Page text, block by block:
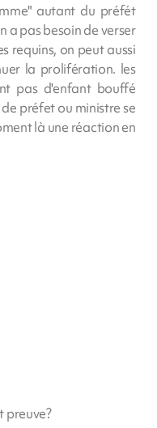
autant du préfét
a pas besoin de verser
requins, on peut aussi
la prolifération. les
pas d'enfant bouffé
préfet ou ministre se
là une réaction en
preuve?